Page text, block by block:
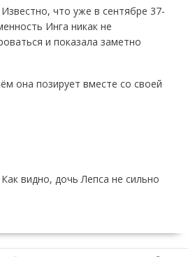
что уже в сентябре 37-
Инга никак не
и показала заметно
она позирует вместе со своей
видно, дочь Лепса не сильно